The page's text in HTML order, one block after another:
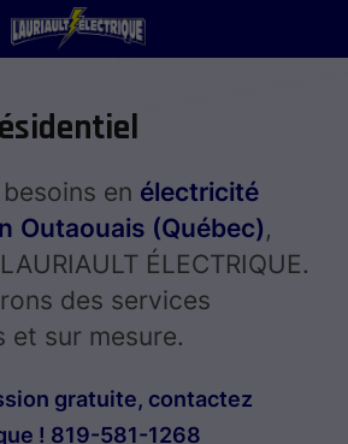
en électricité
Outaouais (Québec),
ÉLECTRIQUE.
des services
et sur mesure.
gratuite, contactez
! 819-581-1268